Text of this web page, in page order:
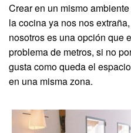
Crear en un mismo
la cocina ya nos nos
nosotros es una opción que
problema de metros, si no
gusta como queda el
en una misma zona.